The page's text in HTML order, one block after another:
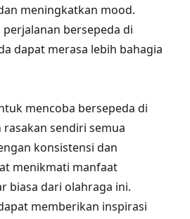
meningkatkan mood.
bersepeda di
dapat merasa lebih bahagia
mencoba bersepeda di
rasakan sendiri semua
konsistensi dan
menikmati manfaat
biasa dari olahraga ini.
memberikan inspirasi